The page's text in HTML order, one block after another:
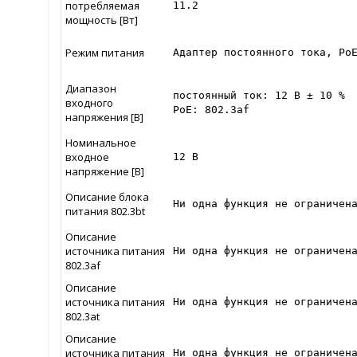
потребляемая
мощность [Вт]
11.2
Режим питания Адаптер постоянного тока, PoE
Диапазон
входного
напряжения [В]
постоянный ток: 12 В ± 10 %
PoE: 802.3af
Номинальное
входное
напряжение [В]
12 В
Описание блока
питания 802.3bt
Ни одна функция не
Описание
источника питания
802.3af
Ни одна функция не
Описание
источника питания
802.3at
Ни одна функция не
Описание
источника питания
Ни одна функция не